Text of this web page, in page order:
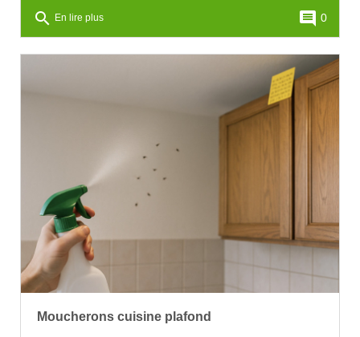
search En lire plus comment 0
Moucherons cuisine plafond